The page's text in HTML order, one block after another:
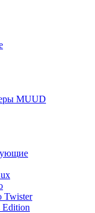
MUUD
Twister
Edition